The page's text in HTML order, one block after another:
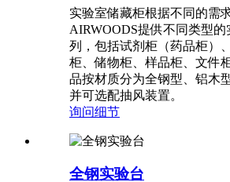
实验室储藏柜根据不同的需
AIRWOODS提供不同类型
列，包括试剂柜（药品柜）
柜、储物柜、样品柜、文件
品按材质分为全钢型、铝木
并可选配抽风装置。
询问细节
全钢实验台